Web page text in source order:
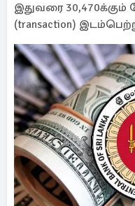
இதுவரை
(transaction)